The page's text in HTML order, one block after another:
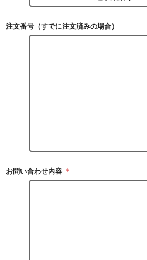
注文番号（すでに注文済みの場合）
お問い合わせ内容 ＊